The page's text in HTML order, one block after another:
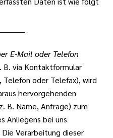
E-Mail oder Telefon
B. via Kontaktformular
Telefon oder Telefax), wird
hervorgehenden
B. Name, Anfrage) zum
Anliegens bei uns
Verarbeitung dieser